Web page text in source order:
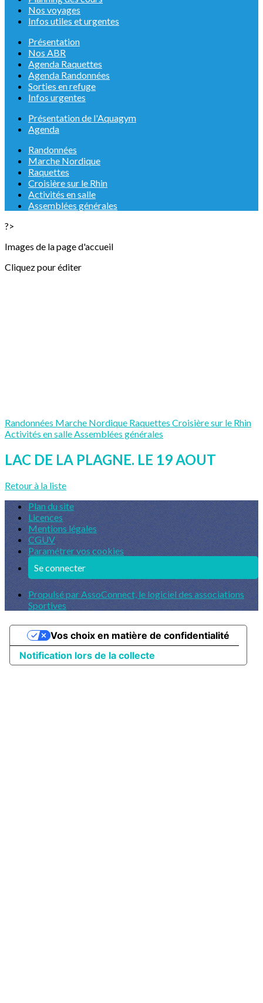
Nos voyages
Infos utiles et urgentes
Présentation
Nos ABR
Agenda Raquettes
Agenda Randonnées
Sorties en refuge
Infos urgentes
Présentation de l'Aquagym
Agenda
Randonnées
Marche Nordique
Raquettes
Croisière sur le Rhin
Activités en salle
Assemblées générales
?>
Images de la page d'accueil
Cliquez pour éditer
Randonnées Marche Nordique Raquettes Croisière sur le Rhin
Activités en salleAssemblées générales
LAC DE LA PLAGNE. LE 19 AOUT
Retour à la liste
Plan du site
Licences
Mentions légales
CGUV
Paramétrer vos cookies
Se connecter
Propulsé par AssoConnect, le logiciel des associations
Sportives
Notification lors de la collecte
Vos choix en matière de confidentialité